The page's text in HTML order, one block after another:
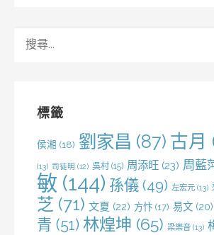
標籤
侯湘 (18) 劉家昌 (87) 古月
(13) 司徒明 (12) 吳村 (15) 周添旺 (23) 周藍
敏 (144) 孫儀 (49) 左宏元 (13)
芝 (71) 文夏 (22) 方忭 (17) 易文 (20)
青 (51) 林煌坤 (65) 梁樂音 (13)